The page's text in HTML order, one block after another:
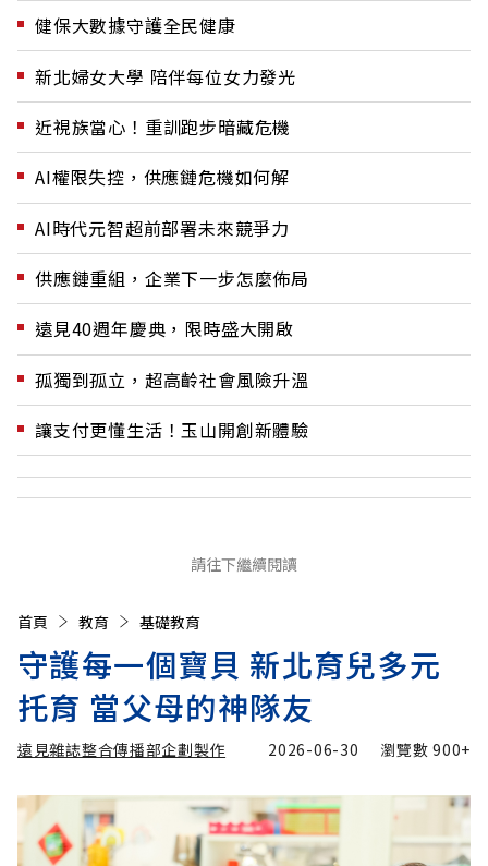
健保大數據守護全民健康
新北婦女大學 陪伴每位女力發光
近視族當心！重訓跑步暗藏危機
AI權限失控，供應鏈危機如何解
AI時代元智超前部署未來競爭力
供應鏈重組，企業下一步怎麼佈局
遠見40週年慶典，限時盛大開啟
孤獨到孤立，超高齡社會風險升溫
讓支付更懂生活！玉山開創新體驗
請往下繼續閱讀
首頁 教育 基礎教育
守護每一個寶貝 新北育兒多元
托育 當父母的神隊友
遠見雜誌整合傳播部企劃製作 2026-06-30 瀏覽數900+